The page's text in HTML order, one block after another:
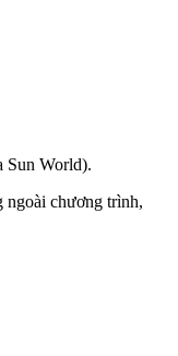
Sun World).
ngoài chương trình,